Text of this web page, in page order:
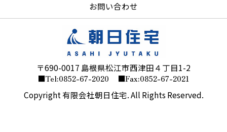
お問い合わせ
〒690-0017 島根県松江市西津田４丁目1-2
■Tel:0852-67-2020 ■Fax:0852-67-2021
Copyright 有限会社朝日住宅. All Rights Reserved.